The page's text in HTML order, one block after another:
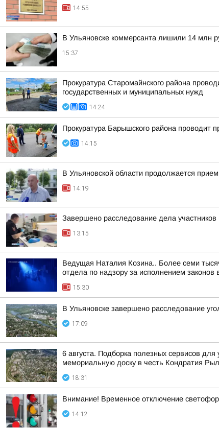
14:55
В Ульяновске коммерсанта лишили 14 млн
15:37
Прокуратура Старомайнского района
государственных и муниципальных нужд
14:24
Прокуратура Барышского района проводит
14:15
В Ульяновской области продолжается
14:19
Завершено расследование дела
13:15
Ведущая Наталия Козина.. Более семи
отдела по надзору за исполнением законов
15:30
В Ульяновске завершено расследование
17:09
6 августа. Подборка полезных сервисов
мемориальную доску в честь Кондратия
18:31
Внимание! Временное отключение
14:12